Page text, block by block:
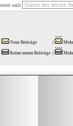
nach
Neue Beiträge (
Keine neuen Beiträge (